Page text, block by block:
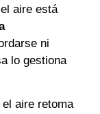
aire está
ni
lo gestiona
aire retoma